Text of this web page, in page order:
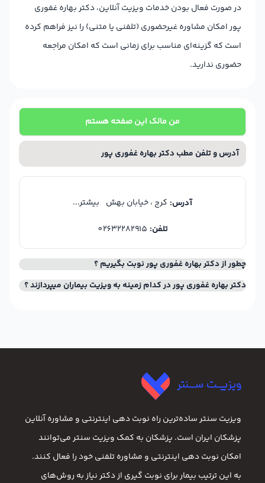
در صورت فعال بودن خدمات ویزیت آنلاین، دکتر بهاره غفوری
پور امکان مشاوره غیرحضوری (تلفنی یا متنی) را نیز فراهم کرده
است که گزینه‌ای مناسب برای زمانی است که امکان مراجعه
حضوری ندارید.
من مالک این صفحه هستم
آدرس و تلفن مطب دکتر بهاره غفوری پور
آدرس: کرج ، خیابان بهش بیشتر...
تلفن: 02632282915
چطور از دکتر بهاره غفوری پور نوبت بگیریم ؟
دکتر بهاره غفوری پور در کدام زمینه به ویزیت بیماران میپردازند ؟
ویزیت سنتر ساده‌ترین راه نوبت‌ دهی اینترنتی و مشاوره آنلاین
پزشکان ایران است. پزشکان به کمک ویزیت سنتر می‌توانند
امکان نوبت دهی اینترنتی و مشاوره تلفنی خود را فعال کنند.
به این ترتیب بیمار برای نوبت گیری از دکتر نیاز به روش‌های